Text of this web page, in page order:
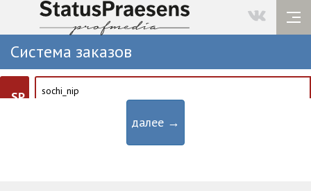
Система заказов
SP
далее →